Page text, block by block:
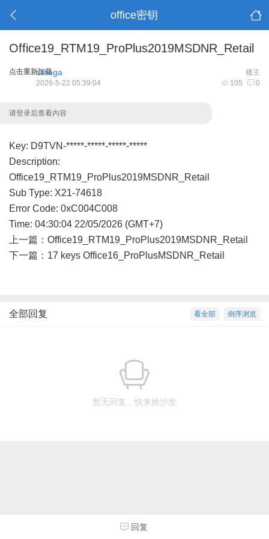
office密钥
Office19_RTM19_ProPlus2019MSDNR_Retail
点击重新加载 楼主
serega
105 0
2026-5-22 05:39:04
请登录后查看内容
Key: D9TVN-*****-*****-*****-*****
Description:
Office19_RTM19_ProPlus2019MSDNR_Retail
Sub Type: X21-74618
Error Code: 0xC004C008
Time: 04:30:04 22/05/2026 (GMT+7)
上一篇： Office19_RTM19_ProPlus2019MSDNR_Retail
下一篇： 17 keys Office16_ProPlusMSDNR_Retail
倒序浏览
看全部
全部回复
暂无回复，快来抢沙发
回复